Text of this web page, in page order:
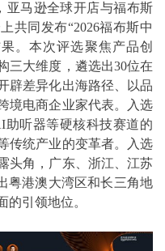
马逊全球开店与福布斯
共同发布“2026福布斯中
。本次评选聚焦产品创
三大维度，遴选出30位在
辟差异化出海路径、以品
境电商企业家代表。入选
听器等硬核科技赛道的
传统产业的变革者。入选
头角，广东、浙江、江苏
粤港澳大湾区和长三角地
的引领地位。